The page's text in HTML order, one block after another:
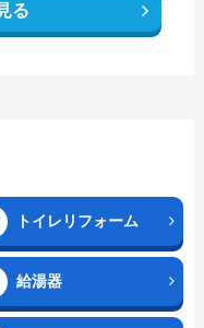
る
トイレリフォーム
給湯器